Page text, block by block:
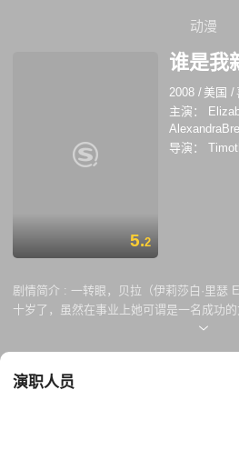
动漫
5.2
谁是我
2008 / 美国 /
主演：
导演：
剧情简介 : 一转眼，贝拉（伊莉莎白·里瑟
十岁了，虽然在事业上她可谓是一名成功
片空白。贝拉的妹妹黛富妮（瑞秋·波士顿
打算让后者预测一下自己的感情走向，玛
演职人员